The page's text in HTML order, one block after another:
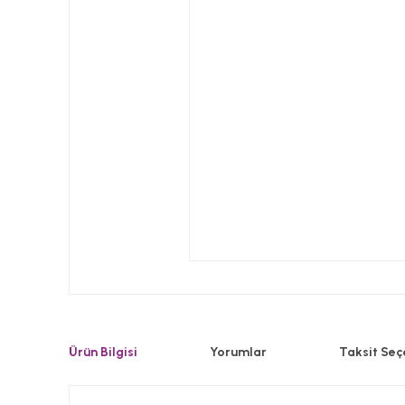
Ürün Bilgisi Yorumlar Taksit